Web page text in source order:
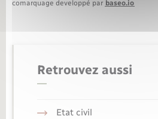
comarquage developpé par baseo.io
Retrouvez aussi
Etat civil